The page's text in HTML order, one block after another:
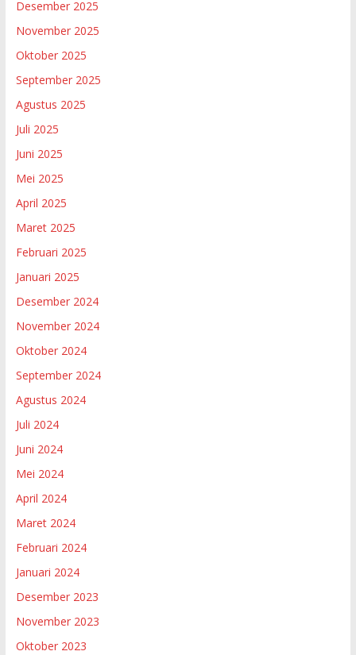
Desember 2025
November 2025
Oktober 2025
September 2025
Agustus 2025
Juli 2025
Juni 2025
Mei 2025
April 2025
Maret 2025
Februari 2025
Januari 2025
Desember 2024
November 2024
Oktober 2024
September 2024
Agustus 2024
Juli 2024
Juni 2024
Mei 2024
April 2024
Maret 2024
Februari 2024
Januari 2024
Desember 2023
November 2023
Oktober 2023